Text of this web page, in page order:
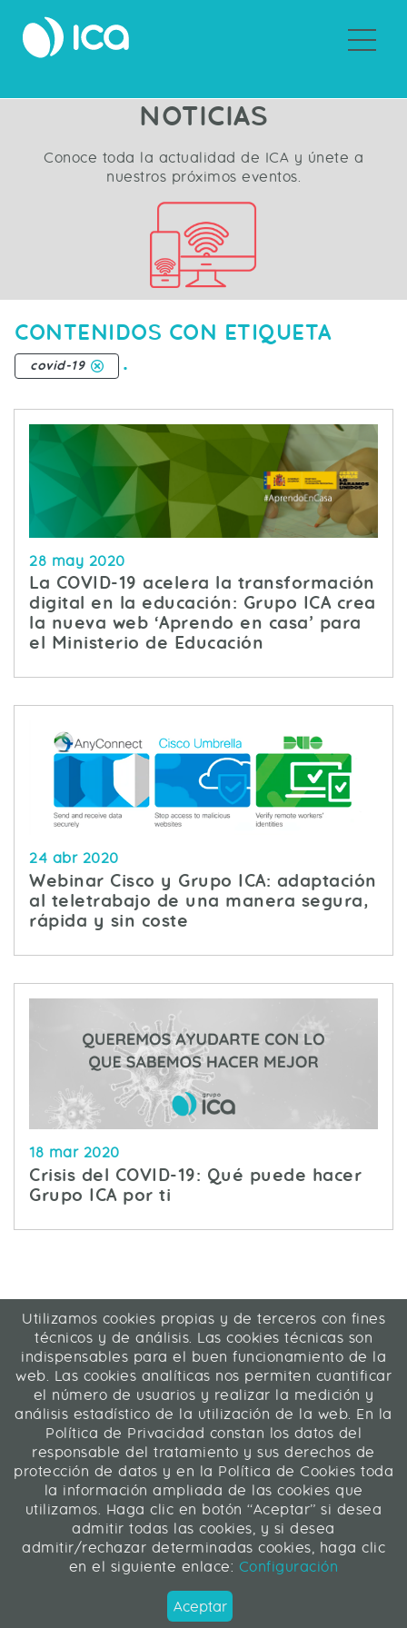
NOTICIAS
Conoce toda la actualidad de ICA y únete a
nuestros próximos eventos.
CONTENIDOS CON ETIQUETA
covid-19 .
28 may 2020
La COVID-19 acelera la transformación
digital en la educación: Grupo ICA crea
la nueva web ‘Aprendo en casa’ para
el Ministerio de Educación
24 abr 2020
Webinar Cisco y Grupo ICA: adaptación
al teletrabajo de una manera segura,
rápida y sin coste
18 mar 2020
Crisis del COVID-19: Qué puede hacer
Grupo ICA por ti
ICA Informática y Comunicaciones Avanzadas SL
C/ La Rábida 27, 28039 Madrid
91 311 04 87
Contacto | Mapa web Legal
Web desarrollada en Liferay 7.4
ICA Informática y Comunicaciones Avanzadas SL
Síguenos
Utilizamos cookies propias y de terceros con fines
técnicos y de análisis. Las cookies técnicas son
indispensables para el buen funcionamiento de la
web. Las cookies analíticas nos permiten cuantificar
el número de usuarios y realizar la medición y
análisis estadístico de la utilización de la web. En la
Política de Privacidad constan los datos del
responsable del tratamiento y sus derechos de
protección de datos y en la Política de Cookies toda
la información ampliada de las cookies que
utilizamos. Haga clic en botón “Aceptar” si desea
admitir todas las cookies, y si desea
admitir/rechazar determinadas cookies, haga clic
en el siguiente enlace: Configuración
Aceptar